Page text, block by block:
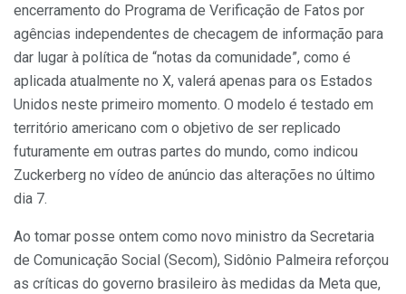
encerramento do Programa de Verificação de Fatos por
agências independentes de checagem de informação para
dar lugar à política de “notas da comunidade”, como é
aplicada atualmente no X, valerá apenas para os Estados
Unidos neste primeiro momento. O modelo é testado em
território americano com o objetivo de ser replicado
futuramente em outras partes do mundo, como indicou
Zuckerberg no vídeo de anúncio das alterações no último
dia 7.
Ao tomar posse ontem como novo ministro da Secretaria
de Comunicação Social (Secom), Sidônio Palmeira reforçou
as críticas do governo brasileiro às medidas da Meta que,